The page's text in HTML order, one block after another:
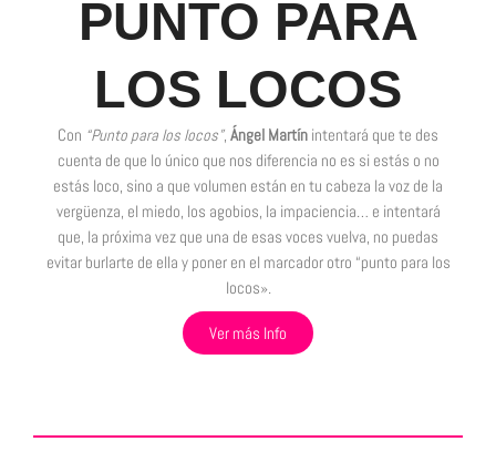
PUNTO PARA
LOS LOCOS
Con “Punto para los locos”, Ángel Martín intentará que te des
cuenta de que lo único que nos diferencia no es si estás o no
estás loco, sino a que volumen están en tu cabeza la voz de la
vergüenza, el miedo, los agobios, la impaciencia… e intentará
que, la próxima vez que una de esas voces vuelva, no puedas
evitar burlarte de ella y poner en el marcador otro “punto para los
locos».
Ver más Info